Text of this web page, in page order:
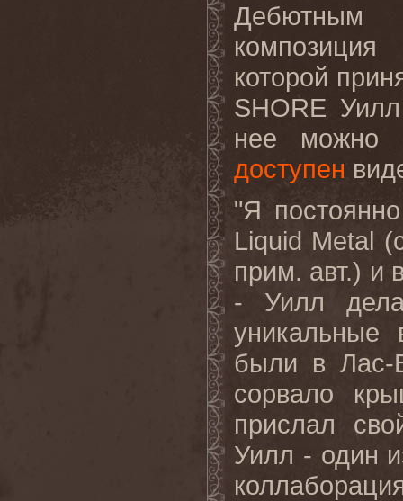
Дебютным
которой
SHORE
нее можно
доступен
"Я
Liquid Metal
прим. авт.) и
- Уилл
были в Лас-
сорвало
прислал
Уилл - один